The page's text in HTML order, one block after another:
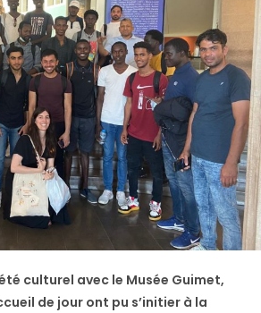
culturel avec le Musée Guimet,
de jour ont pu s’initier à la